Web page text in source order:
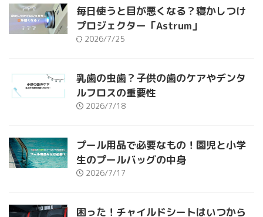
毎日使うと目が悪くなる？寝かしつけ
プロジェクター「Astrum」
2026/7/25
乳歯の虫歯？子供の歯のケアやデンタ
ルフロスの重要性
2026/7/18
プール用品で必要なもの！園児と小学
生のプールバッグの中身
2026/7/17
困った！チャイルドシートはいつから